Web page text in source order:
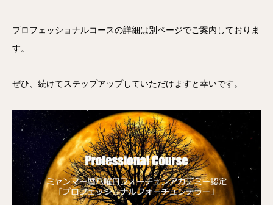
プロフェッショナルコースの詳細は別ページでご案内しておりま
す。
ぜひ、続けてステップアップしていただけますと幸いです。